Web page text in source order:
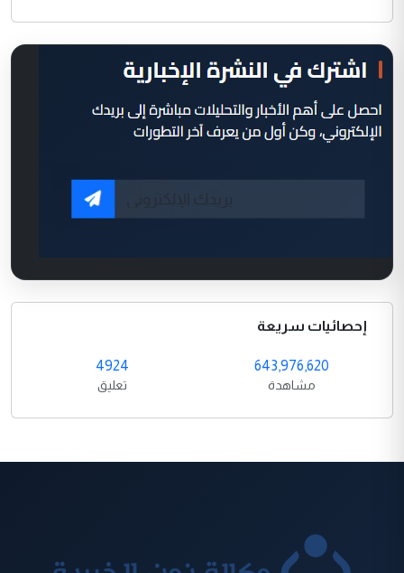
إحصائيات سريعة
643,976,620
مشاهدة
4924
تعليق